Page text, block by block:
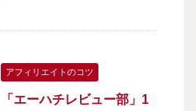
アフィリエイトのコツ
「エーハチレビュー部」1